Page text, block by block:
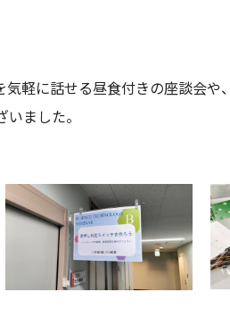
軽に話せる昼食付きの座談会や
ました。